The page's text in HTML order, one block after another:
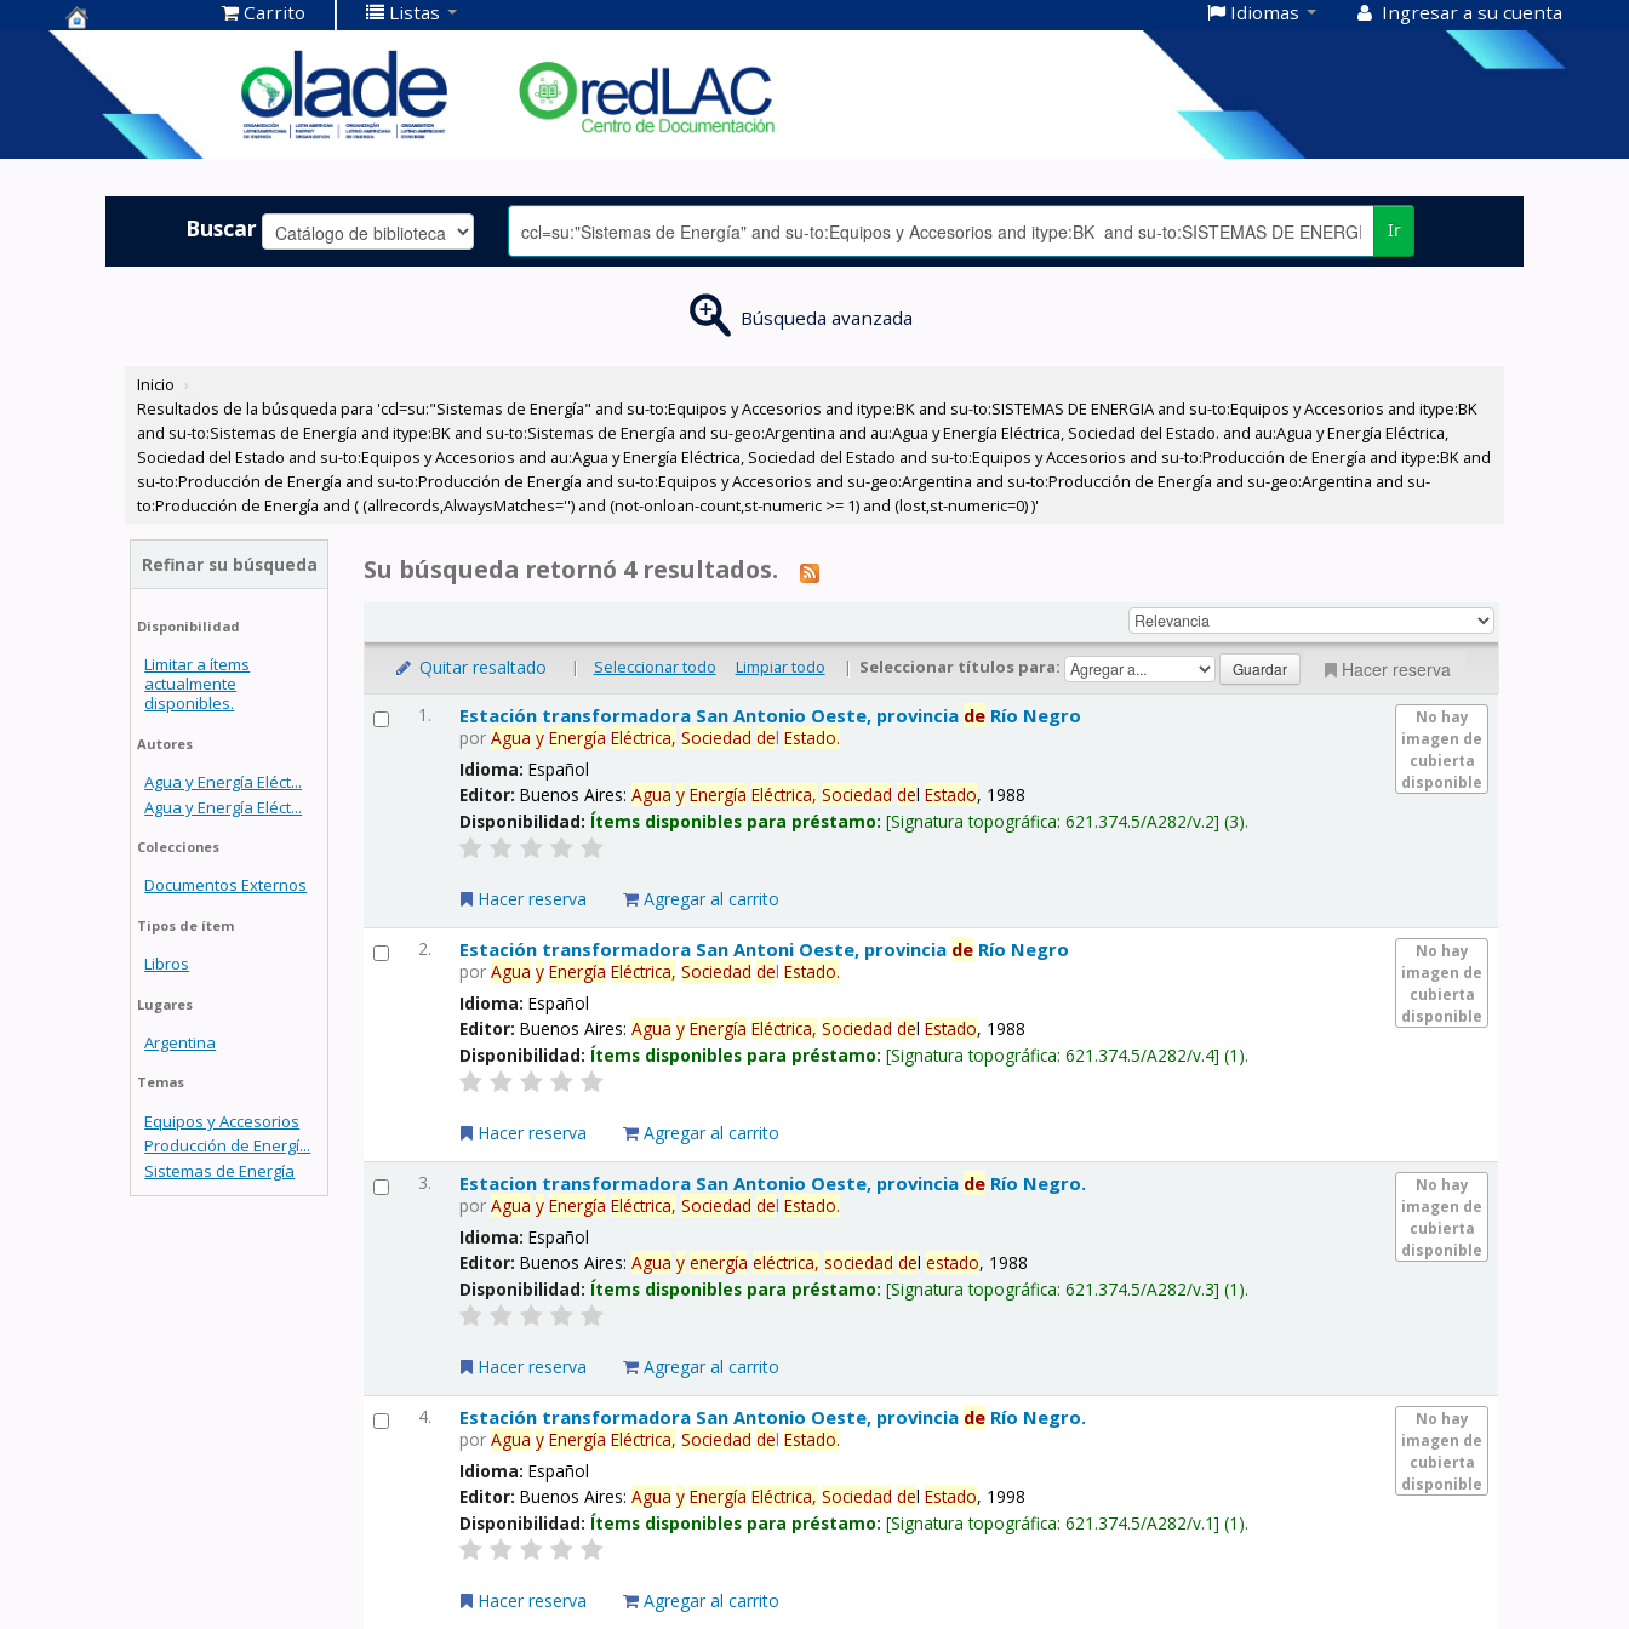
Centro de
Documentación
OLADE -
Carrito Listas Idiomas Ingresar a su cuenta
Buscar Ir
Búsqueda avanzada
Inicio ›
Resultados de la búsqueda para 'ccl=su:"Sistemas de Energía" and su-to:Equipos y Accesorios and itype:BK and su-to:SISTEMAS DE ENERGIA and su-to:Equipos y Accesorios and itype:BK
and su-to:Sistemas de Energía and itype:BK and su-to:Sistemas de Energía and su-geo:Argentina and au:Agua y Energía Eléctrica, Sociedad del Estado. and au:Agua y Energía Eléctrica,
Sociedad del Estado and su-to:Equipos y Accesorios and au:Agua y Energía Eléctrica, Sociedad del Estado and su-to:Equipos y Accesorios and su-to:Producción de Energía and itype:BK and
su-to:Producción de Energía and su-to:Producción de Energía and su-to:Equipos y Accesorios and su-geo:Argentina and su-to:Producción de Energía and su-geo:Argentina and su-
to:Producción de Energía and ( (allrecords,AlwaysMatches='') and (not-onloan-count,st-numeric >= 1) and (lost,st-numeric=0) )'
Refinar su búsqueda
Disponibilidad
Limitar a ítems
actualmente
disponibles.
Autores
Agua y Energía Eléct...
Agua y Energía Eléct...
Colecciones
Documentos Externos
Tipos de ítem
Libros
Lugares
Argentina
Temas
Equipos y Accesorios
Producción de Energí...
Sistemas de Energía
Su búsqueda retornó 4 resultados.
Quitar resaltado | Seleccionar todo Limpiar todo | Seleccionar títulos para: Hacer reserva
1.
No hay
imagen de
cubierta
disponible
Estación transformadora San Antonio Oeste, provincia de Río Negro
porAgua y Energía Eléctrica, Sociedad delEstado.
Idioma:Español
Editor:Buenos Aires:Agua y Energía Eléctrica, Sociedad delEstado, 1988
Disponibilidad: Ítems disponibles para préstamo: Signatura topográfica:621.374.5/A282/v.2 (3).
Hacer reserva Agregar al carrito
2.
No hay
imagen de
cubierta
disponible
Estación transformadora San Antoni Oeste, provincia de Río Negro
porAgua y Energía Eléctrica, Sociedad delEstado.
Idioma:Español
Editor:Buenos Aires:Agua y Energía Eléctrica, Sociedad delEstado, 1988
Disponibilidad: Ítems disponibles para préstamo: Signatura topográfica:621.374.5/A282/v.4 (1).
Hacer reserva Agregar al carrito
3.
No hay
imagen de
cubierta
disponible
Estacion transformadora San Antonio Oeste, provincia de Río Negro.
porAgua y Energía Eléctrica, Sociedad delEstado.
Idioma:Español
Editor:Buenos Aires:Agua y energía eléctrica, sociedad delestado, 1988
Disponibilidad: Ítems disponibles para préstamo: Signatura topográfica:621.374.5/A282/v.3 (1).
Hacer reserva Agregar al carrito
4.
No hay
imagen de
cubierta
disponible
Estación transformadora San Antonio Oeste, provincia de Río Negro.
porAgua y Energía Eléctrica, Sociedad delEstado.
Idioma:Español
Editor:Buenos Aires:Agua y Energía Eléctrica, Sociedad delEstado, 1998
Disponibilidad: Ítems disponibles para préstamo: Signatura topográfica:621.374.5/A282/v.1 (1).
Hacer reserva Agregar al carrito